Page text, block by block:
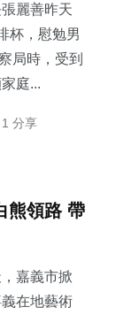
麗善昨天
杯，慰勉男
局時，受到
庭...
1 分享
熊領路 帶
嘉義市掀
在地藝術